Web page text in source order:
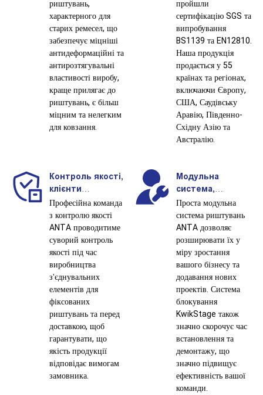
риштувань,
характерного для
старих ремесел, що
забезпечує міцніші
антидеформаційні та
антирозтягувальні
властивості виробу,
краще прилягає до
риштувань, є більш
міцним та нелегким
для ковзання.
пройшли
сертифікацію SGS та
випробування
BS1139 та EN12810.
Наша продукція
продається у 55
країнах та регіонах,
включаючи Європу,
США, Саудівську
Аравію, Південно-
Східну Азію та
Австралію.
Контроль якості,
клієнти
гарантовані.
Професійна команда
з контролю якості
ANTA проводитиме
суворий контроль
якості під час
виробництва
з'єднувальних
елементів для
фіксованих
риштувань та перед
доставкою, щоб
гарантувати, що
якість продукції
відповідає вимогам
замовника.
Модульна
система,
підвищує
ефективність
вашого
будівництва.
Проста модульна
система риштувань
ANTA дозволяє
розширювати їх у
міру зростання
вашого бізнесу та
додавання нових
проектів. Система
блокування
KwikStage також
значно скорочує час
встановлення та
демонтажу, що
значно підвищує
ефективність вашої
команди.